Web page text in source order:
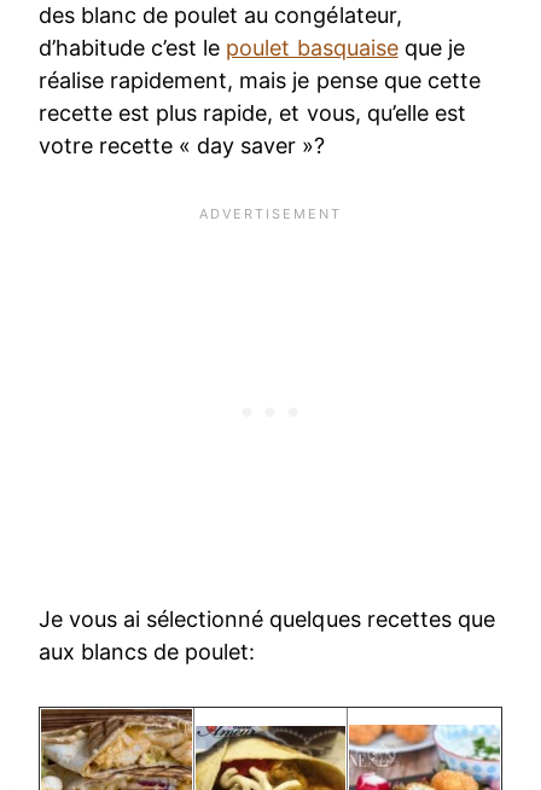
des blanc de poulet au congélateur,
d’habitude c’est le poulet basquaiseque je
réalise rapidement, mais je pense que cette
recette est plus rapide, et vous, qu’elle est
votre recette « day saver »?
Je vous ai sélectionné quelques recettes que
aux blancs de poulet: